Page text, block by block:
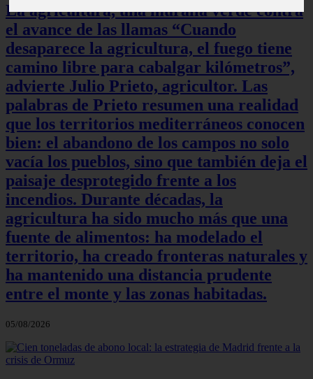
La agricultura, una muralla verde contra
el avance de las llamas “Cuando
desaparece la agricultura, el fuego tiene
camino libre para cabalgar kilómetros”,
advierte Julio Prieto, agricultor. Las
palabras de Prieto resumen una realidad
que los territorios mediterráneos conocen
bien: el abandono de los campos no solo
vacía los pueblos, sino que también deja el
paisaje desprotegido frente a los
incendios. Durante décadas, la
agricultura ha sido mucho más que una
fuente de alimentos: ha modelado el
territorio, ha creado fronteras naturales y
ha mantenido una distancia prudente
entre el monte y las zonas habitadas.
05/08/2026